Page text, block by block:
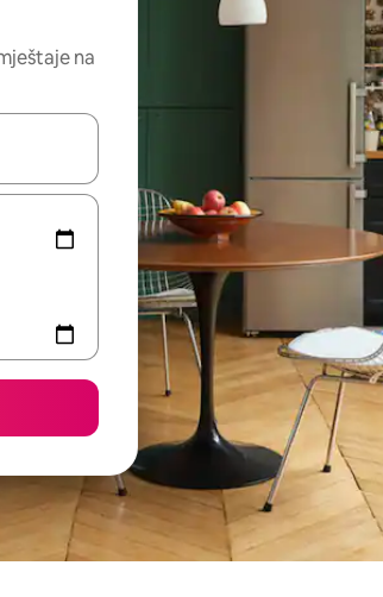
na
pregledati koristeći se strelicama prema gore